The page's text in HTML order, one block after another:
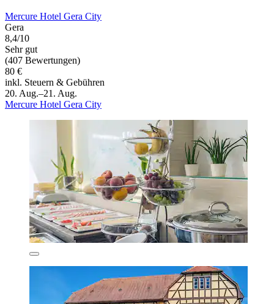
Mercure Hotel Gera City
Gera
8,4/10
Sehr gut
(407 Bewertungen)
80 €
inkl. Steuern & Gebühren
20. Aug.–21. Aug.
Mercure Hotel Gera City